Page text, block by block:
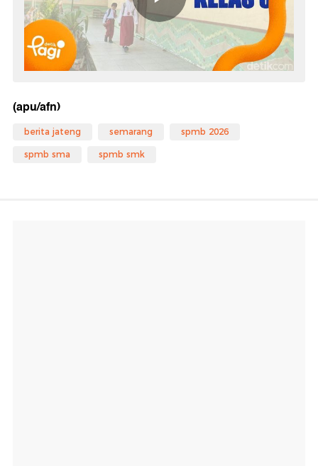
(apu/afn)
berita jateng semarang spmb 2026
spmb sma spmb smk